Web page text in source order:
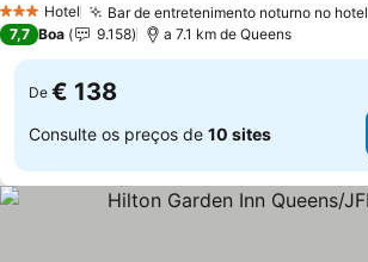
3 EstrelasHotel Bar de entretenimento noturno no hotel
7,7 Boa 9.158 a 7.1 km de Queens
De € 138
Consulte os preços de 10 sites